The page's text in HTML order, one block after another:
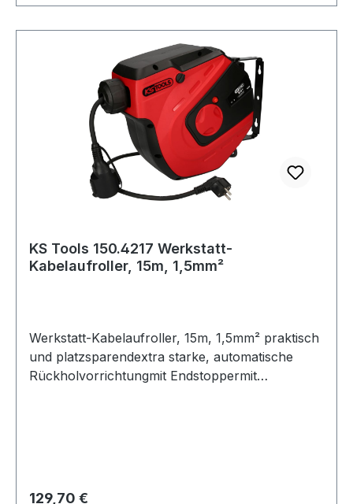
KS Tools 150.4217 Werkstatt-
Kabelaufroller, 15m, 1,5mm²
Werkstatt-Kabelaufroller, 15m, 1,5mm² praktisch
und platzsparendextra starke, automatische
Rückholvorrichtungmit Endstoppermit
Metallnur für die Innenanwendung geeignet
Regulärer Preis:
129,70 €